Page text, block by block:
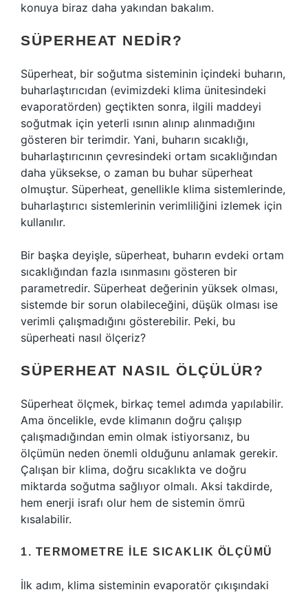
konuya biraz daha yakından bakalım.
SÜPERHEAT NEDIR?
Süperheat, bir soğutma sisteminin içindeki buharın,
buharlaştırıcıdan (evimizdeki klima ünitesindeki
evaporatörden) geçtikten sonra, ilgili maddeyi
soğutmak için yeterli ısının alınıp alınmadığını
gösteren bir terimdir. Yani, buharın sıcaklığı,
buharlaştırıcının çevresindeki ortam sıcaklığından
daha yüksekse, o zaman bu buhar süperheat
olmuştur. Süperheat, genellikle klima sistemlerinde,
buharlaştırıcı sistemlerinin verimliliğini izlemek için
kullanılır.
Bir başka deyişle, süperheat, buharın evdeki ortam
sıcaklığından fazla ısınmasını gösteren bir
parametredir. Süperheat değerinin yüksek olması,
sistemde bir sorun olabileceğini, düşük olması ise
verimli çalışmadığını gösterebilir. Peki, bu
süperheati nasıl ölçeriz?
SÜPERHEAT NASIL ÖLÇÜLÜR?
Süperheat ölçmek, birkaç temel adımda yapılabilir.
Ama öncelikle, evde klimanın doğru çalışıp
çalışmadığından emin olmak istiyorsanız, bu
ölçümün neden önemli olduğunu anlamak gerekir.
Çalışan bir klima, doğru sıcaklıkta ve doğru
miktarda soğutma sağlıyor olmalı. Aksi takdirde,
hem enerji israfı olur hem de sistemin ömrü
kısalabilir.
1. TERMOMETRE ILE SICAKLIK ÖLÇÜMÜ
İlk adım, klima sisteminin evaporatör çıkışındaki